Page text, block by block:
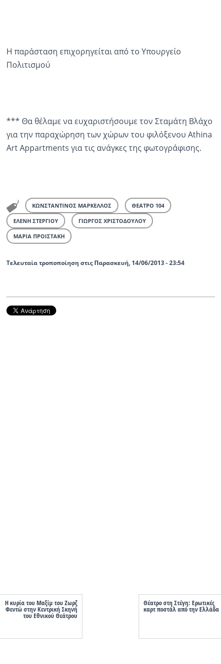
Η παράσταση επιχορηγείται από το Υπουργείο
Πολιτισμού
*** Θα θέλαμε να ευχαριστήσουμε τον Σταμάτη Βλάχο
για την παραχώρηση των χώρων του φιλόξενου Athina
Art Appartments για τις ανάγκες της φωτογράφισης.
ΚΩΝΣΤΑΝΤΙΝΟΣ ΜΑΡΚΕΛΛΟΣ ΘΕΑΤΡΟ 104
ΕΛΕΝΗ ΣΤΕΡΓΙΟΥ ΓΙΩΡΓΟΣ ΧΡΙΣΤΟΔΟΥΛΟΥ
ΜΑΡΙΑ ΠΡΟΙΣΤΑΚΗ
Τελευταία τροποποίηση στις Παρασκευή, 14/06/2013 - 23:54
Η κυρία του Μαξίμ του Ζωρζ
Φεντώ στην Κεντρική Σκηνή
του Εθνικού Θεάτρου
Θέατρο στη Στέγη: Ερωτικές
καρτ ποστάλ από την Ελλάδα